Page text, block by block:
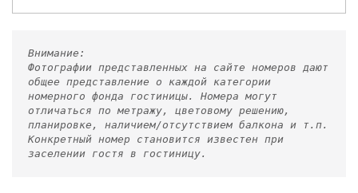
Внимание:
Фотографии представленных на сайте номеров дают
общее представление о каждой категории
номерного фонда гостиницы. Номера могут
отличаться по метражу, цветовому решению,
планировке, наличием/отсутствием балкона и т.п.
Конкретный номер становится известен при
заселении гостя в гостиницу.